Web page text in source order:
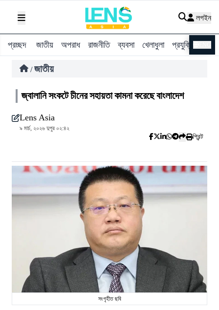
লগইন
প্রচ্ছদ জাতীয় অপরাধ রাজনীতি ব্যবসা খেলাধুলা প্রযুক্তি
/ জাতীয়
জ্বালানি সংকটে চীনের সহায়তা কামনা করেছে বাংলাদেশ
Lens Asia
৯ মার্চ, ২০২৬ দুপুর ০২:৪২
প্রিন্ট
সংগৃহীত ছবি